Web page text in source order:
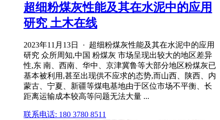
超细粉煤灰性能及其在水泥中的应用
研究 土木在线
2023年11月13日 · 超细粉煤灰性能及其在水泥中的应用
研究 众所周知,中国 粉煤灰 市场呈现出较大的地区差异
性,东 南、西南、华中、京津冀鲁等大部分地区粉煤灰已
基本被利用,甚至出现供不应求的态势,而山西、陕西、内
蒙古、宁夏、新疆等煤电基地由于区位市场不平衡、长
距离运输成本较高等问题无法大量 ...
联系电话: 180 3780 8511